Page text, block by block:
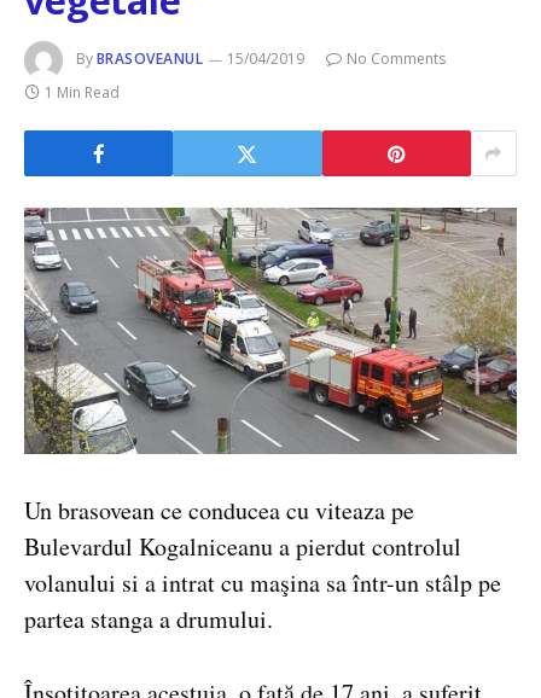
ByBRASOVEANUL 15/04/2019
No Comments
1 Min Read
Un brasovean ce conducea cu viteaza pe
Bulevardul Kogalniceanu a pierdut controlul
volanului si a intrat cu maşina sa într-un stâlp pe
partea stanga a drumului.